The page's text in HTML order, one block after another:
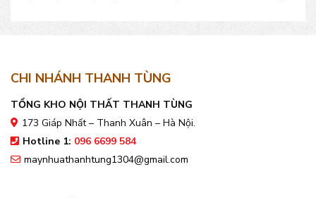
CHI NHÁNH THANH TÙNG
TỔNG KHO NỘI THẤT THANH TÙNG
173 Giáp Nhất – Thanh Xuân – Hà Nội.
Hotline 1: 096 6699 584
maynhuathanhtung1304@gmail.com